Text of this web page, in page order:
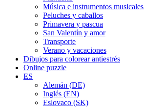
Música e instrumentos musicales
Peluches y caballos
Primavera y pascua
San Valentín y amor
Transporte
Verano y vacaciones
Dibujos para colorear antiestrés
Online puzzle
ES
Alemán (DE)
Inglés (EN)
Eslovaco (SK)